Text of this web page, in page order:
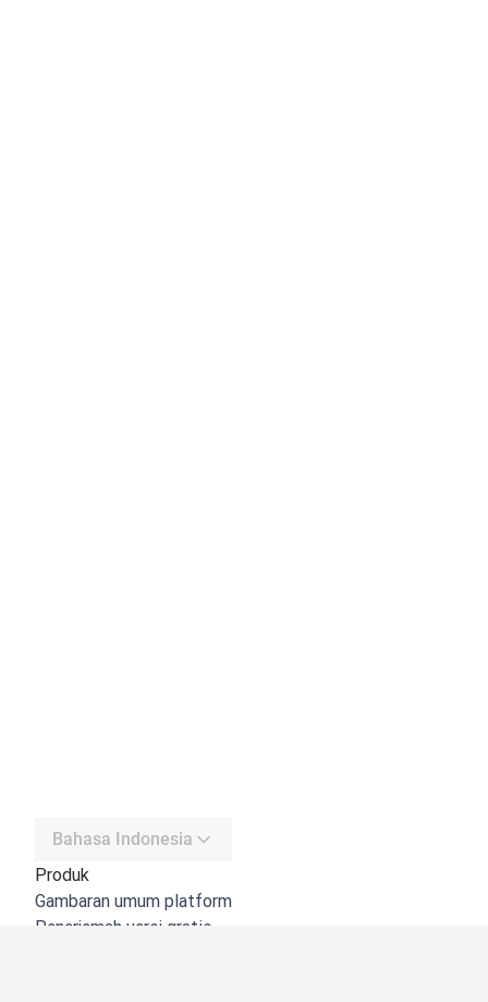
Bahasa Indonesia
Produk
Gambaran umum platform
Penerjemah versi gratis